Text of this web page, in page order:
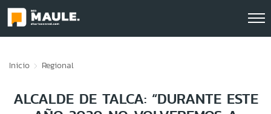
Inicio Regional
ALCALDE DE TALCA: “DURANTE ESTE